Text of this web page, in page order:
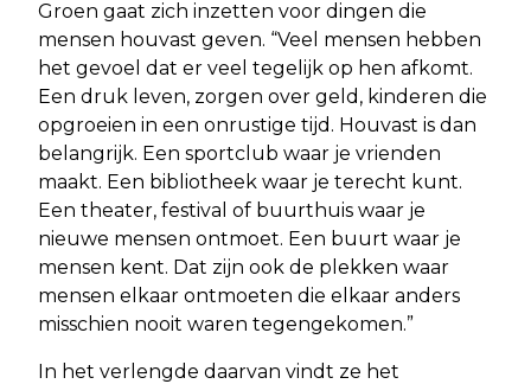
Groen gaat zich inzetten voor dingen die
mensen houvast geven. “Veel mensen hebben
het gevoel dat er veel tegelijk op hen afkomt.
Een druk leven, zorgen over geld, kinderen die
opgroeien in een onrustige tijd. Houvast is dan
belangrijk. Een sportclub waar je vrienden
maakt. Een bibliotheek waar je terecht kunt.
Een theater, festival of buurthuis waar je
nieuwe mensen ontmoet. Een buurt waar je
mensen kent. Dat zijn ook de plekken waar
mensen elkaar ontmoeten die elkaar anders
misschien nooit waren tegengekomen.”
In het verlengde daarvan vindt ze het